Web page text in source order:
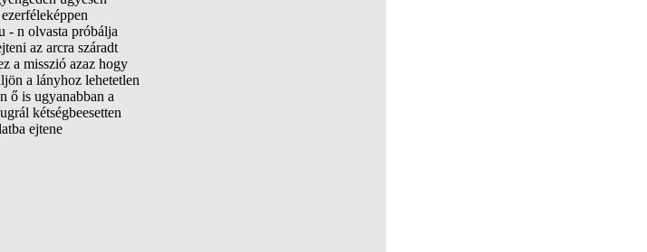
- n olvasta próbálja
az arcra száradt
a misszió azaz hogy
a lányhoz lehetetlen
ő is ugyanabban a
kétségbeesetten
ejtene